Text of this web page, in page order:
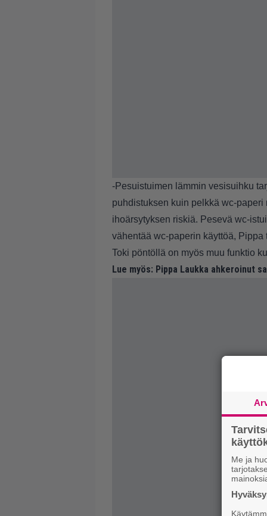
-Pesuistuimen lämmin vesisuihku
puhdistuksen kuin pelkkä wc-
ihoärsytyksen riskiä. Pesevä wc-
vähentää wc-paperin käyttöä, Pippa
Toki pöntöllä on myös muu funktio
Lue myös: Pippa Laukka ahkeroinut
Me ja